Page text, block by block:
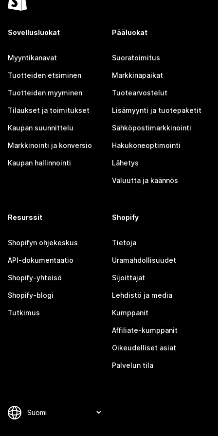
Sovellusluokat
Myyntikanavat
Tuotteiden etsiminen
Tuotteiden myyminen
Tilaukset ja toimitukset
Kaupan suunnittelu
Markkinointi ja konversio
Kaupan hallinnointi
Pääluokat
Suoratoimitus
Markkinapaikat
Tuotearvostelut
Lisämyynti ja tuotepaketit
Sähköpostimarkkinointi
Hakukoneoptimointi
Lähetys
Valuutta ja käännös
Resurssit
Shopifyn ohjekeskus
API-dokumentaatio
Shopify-yhteisö
Shopify-blogi
Tutkimus
Shopify
Tietoja
Uramahdollisuudet
Sijoittajat
Lehdistö ja media
Kumppanit
Affiliate-kumppanit
Oikeudelliset asiat
Palvelun tila